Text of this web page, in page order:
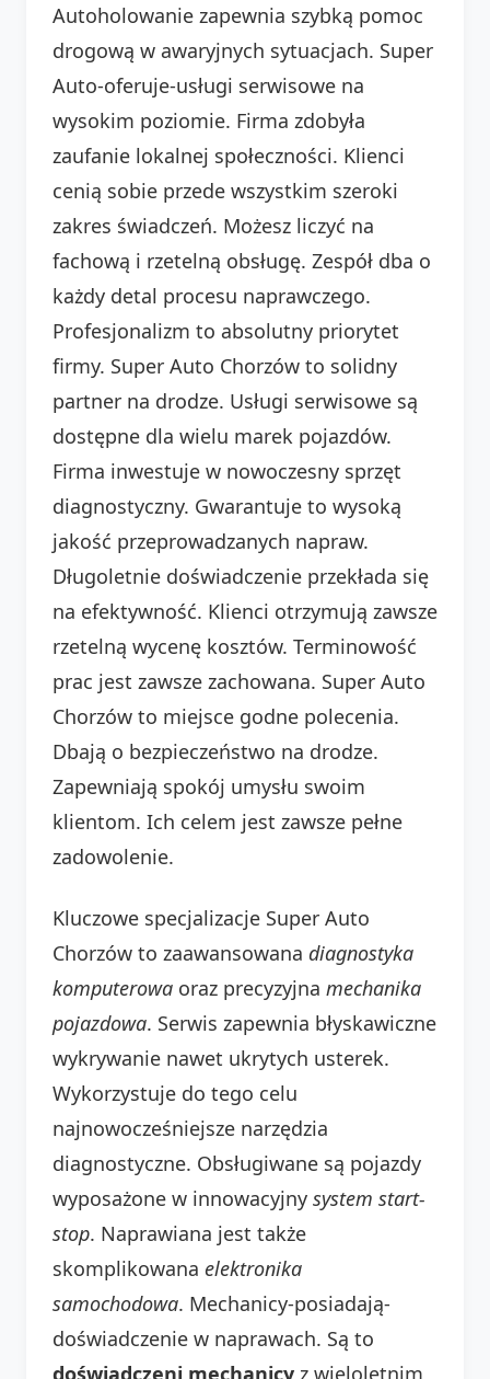
Autoholowanie zapewnia szybką pomoc
drogową w awaryjnych sytuacjach. Super
Auto-oferuje-usługi serwisowe na
wysokim poziomie. Firma zdobyła
zaufanie lokalnej społeczności. Klienci
cenią sobie przede wszystkim szeroki
zakres świadczeń. Możesz liczyć na
fachową i rzetelną obsługę. Zespół dba o
każdy detal procesu naprawczego.
Profesjonalizm to absolutny priorytet
firmy. Super Auto Chorzów to solidny
partner na drodze. Usługi serwisowe są
dostępne dla wielu marek pojazdów.
Firma inwestuje w nowoczesny sprzęt
diagnostyczny. Gwarantuje to wysoką
jakość przeprowadzanych napraw.
Długoletnie doświadczenie przekłada się
na efektywność. Klienci otrzymują zawsze
rzetelną wycenę kosztów. Terminowość
prac jest zawsze zachowana. Super Auto
Chorzów to miejsce godne polecenia.
Dbają o bezpieczeństwo na drodze.
Zapewniają spokój umysłu swoim
klientom. Ich celem jest zawsze pełne
zadowolenie.
Kluczowe specjalizacje Super Auto
Chorzów to zaawansowana diagnostyka
komputerowa oraz precyzyjna mechanika
pojazdowa. Serwis zapewnia błyskawiczne
wykrywanie nawet ukrytych usterek.
Wykorzystuje do tego celu
najnowocześniejsze narzędzia
diagnostyczne. Obsługiwane są pojazdy
wyposażone w innowacyjny system start-
stop. Naprawiana jest także
skomplikowana elektronika
samochodowa. Mechanicy-posiadają-
doświadczenie w naprawach. Są to
doświadczeni mechanicy z wieloletnim